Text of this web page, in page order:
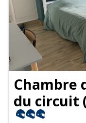
Chambre
du circuit